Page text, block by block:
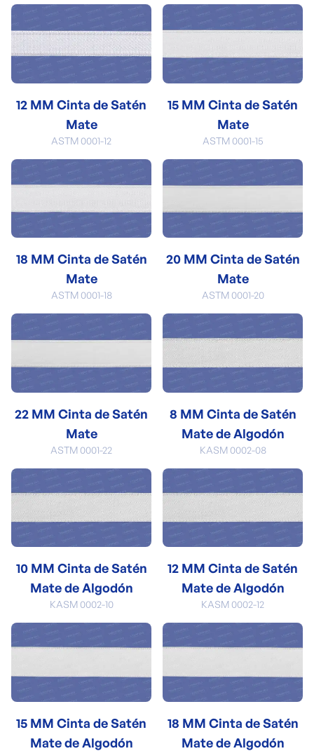
12 MM Cinta de Satén
Mate
ASTM 0001-12
15 MM Cinta de Satén
Mate
ASTM 0001-15
18 MM Cinta de Satén
Mate
ASTM 0001-18
20 MM Cinta de Satén
Mate
ASTM 0001-20
22 MM Cinta de Satén
Mate
ASTM 0001-22
8 MM Cinta de Satén
Mate de Algodón
KASM 0002-08
10 MM Cinta de Satén
Mate de Algodón
KASM 0002-10
12 MM Cinta de Satén
Mate de Algodón
KASM 0002-12
15 MM Cinta de Satén
Mate de Algodón
18 MM Cinta de Satén
Mate de Algodón